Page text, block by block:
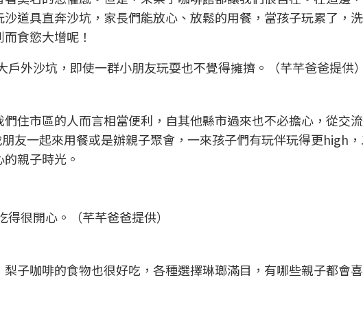
道具直奔沙坑，家長們能放心、放鬆的用餐，當孩子玩累了，
食慾大增呢！
外沙坑，即使一群小朋友玩耍也不覺得擁擠。（芊芊爸爸提供）
住市區的人而言相當便利，自其他縣市過來也不必擔心，從交
友一起來用餐或是辦親子聚會，一來孩子們有玩伴玩得更high
親子時光。
很開心。（芊芊爸爸提供）
子咖啡的食物也很好吃，各種選擇琳瑯滿目，有哪些親子都會